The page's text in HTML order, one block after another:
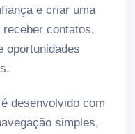
e criar uma
contatos,
oportunidades
desenvolvido com
simples,